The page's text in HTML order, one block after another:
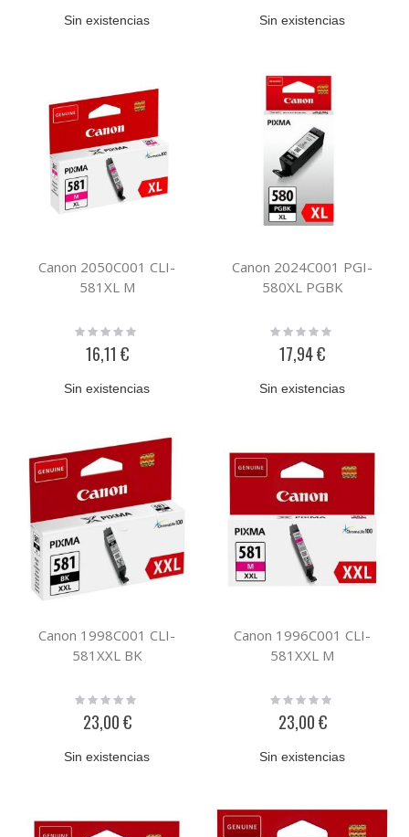
Sin existencias Sin existencias
Canon 2050C001 CLI-
581XL M
Rating:
16,11 €
Sin existencias
Canon 2024C001 PGI-
580XL PGBK
Rating:
17,94 €
Sin existencias
Canon 1998C001 CLI-
581XXL BK
Rating:
23,00 €
Sin existencias
Canon 1996C001 CLI-
581XXL M
Rating:
23,00 €
Sin existencias